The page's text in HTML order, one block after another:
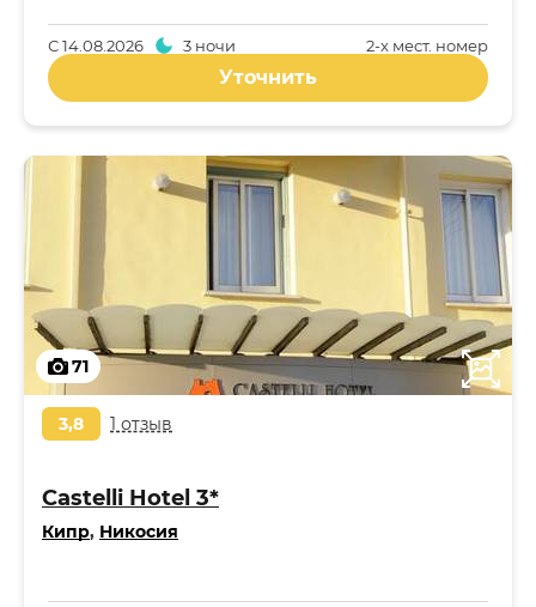
2-x мест. номер
С14.08.2026 3 ночи
Уточнить
71
3,8 1 отзыв
Castelli Hotel 3*
Кипр, Никосия